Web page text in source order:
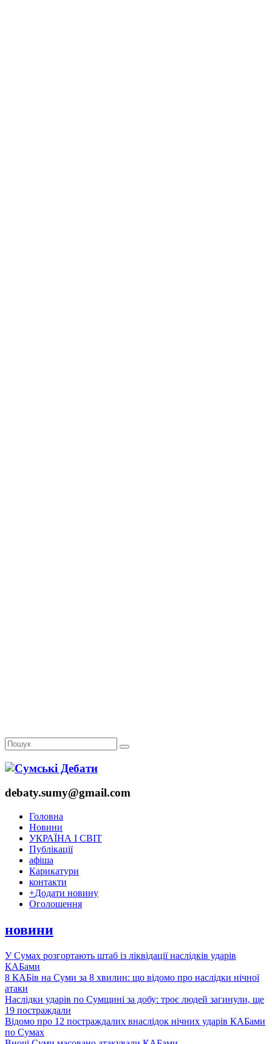
debaty.sumy@gmail.com
Головна
Новини
УКРАЇНА І СВІТ
Публікації
афіша
Карикатури
контакти
+Додати новину
Оголошення
новини
У Сумах розгортають штаб із ліквідації наслідків ударів
КАБами
8 КАБів на Суми за 8 хвилин: що відомо про наслідки нічної
атаки
Наслідки ударів по Сумщині за добу: троє людей загинули, ще
19 постраждали
Відомо про 12 постраждалих внаслідок нічних ударів КАБами
по Сумах